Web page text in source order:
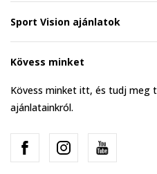
Sport Vision ajánlatok
Kövess minket
Kövess minket itt, és tudj meg
ajánlatainkról.